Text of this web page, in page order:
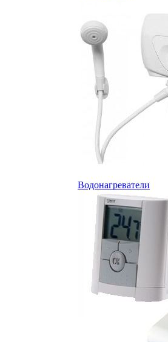
Водонагреватели